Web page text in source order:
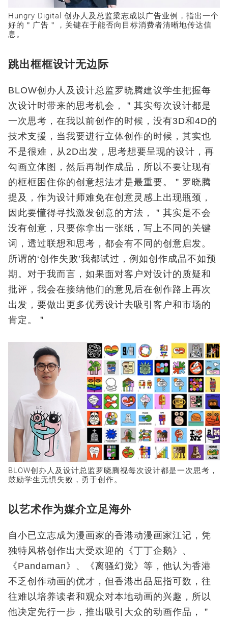
Hungry Digital 创办人及总监梁志成以广告业例，指出一个
好的＂广告＂，关键在于能否向目标消费者清晰地传达信
息。
跳出框框设计无边际
BLOW创办人及设计总监罗晓腾建议学生把握每
次设计时带来的思考机会，＂其实每次设计都是
一次思考，在我以前创作的时候，没有3D和4D的
技术支援，当我要进行立体创作的时候，其实也
不是很难，从2D出发，思考想要呈现的设计，再
勾画立体图，然后再制作成品，所以不要让现有
的框框困住你的创意想法才是最重要。＂罗晓腾
提及，作为设计师难免在创意灵感上出现瓶颈，
因此要懂得寻找激发创意的方法，＂其实是不会
没有创意，只要你拿出一张纸，写上不同的关键
词，透过联想和思考，都会有不同的创意启发。
所谓的‘创作失败’我都试过，例如创作成品不如预
期。对于我而言，如果面对客户对设计的质疑和
批评，我会在接纳他们的意见后在创作路上再次
出发，要做出更多优秀设计去吸引客户和市场的
肯定。＂
BLOW创办人及设计总监罗晓腾视每次设计都是一次思考，
鼓励学生无惧失败，勇于创作。
以艺术作为媒介立足海外
自小已立志成为漫画家的香港动漫画家江记，凭
独特风格创作出大受欢迎的《丁丁企鹅》、
《Pandaman》、《离骚幻觉》等，他认为香港
不乏创作动画的优才，但香港出品屈指可数，往
往难以培养读者和观众对本地动画的兴趣，所以
他决定先行一步，推出吸引大众的动画作品，＂